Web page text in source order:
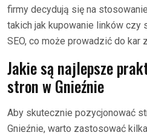
firmy decydują się na
takich jak kupowanie linków czy
SEO, co może prowadzić do kar
Jakie są najlepsze
stron w Gnieźnie
Aby skutecznie pozycjonować
Gnieźnie, warto zastosować